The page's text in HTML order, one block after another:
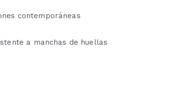
contemporáneas
a manchas de huellas